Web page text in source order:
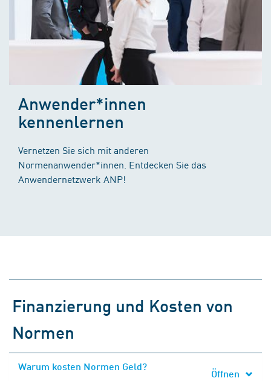
Anwender*innen
kennenlernen
Vernetzen Sie sich mit anderen
Normenanwender*innen. Entdecken Sie das
Anwendernetzwerk ANP!
Finanzierung und Kosten von
Normen
Warum kosten Normen Geld?
Öffnen